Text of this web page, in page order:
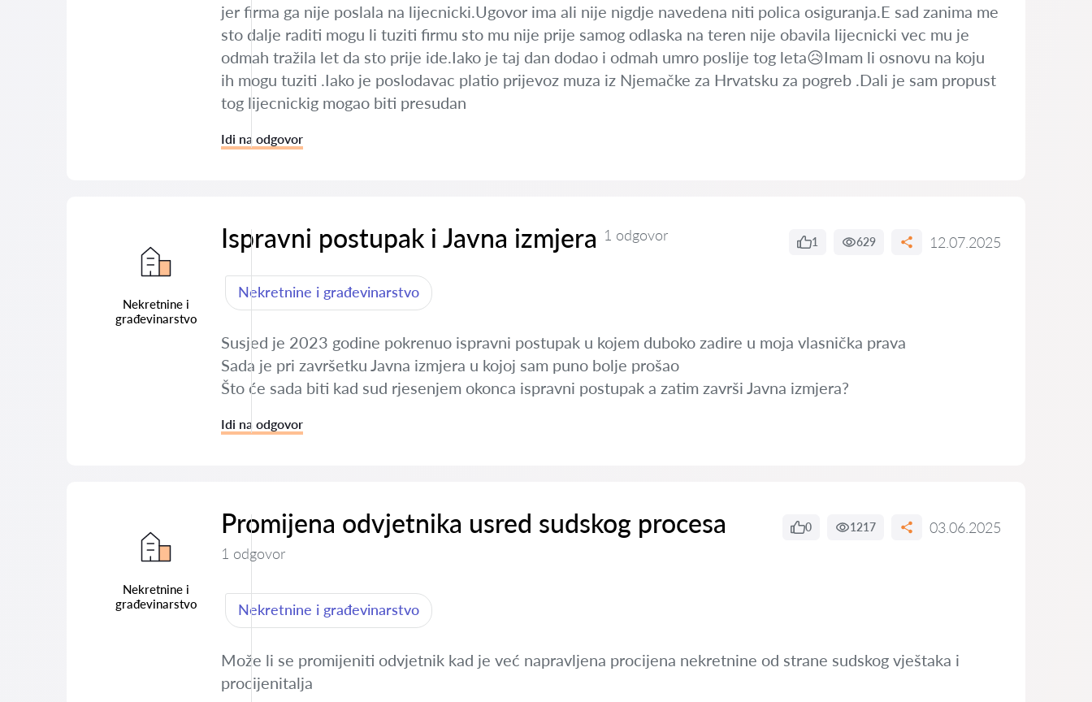
jer firma ga nije poslala na lijecnicki.Ugovor ima ali nije nigdje navedena niti polica osiguranja.E sad zanima me
sto dalje raditi mogu li tuziti firmu sto mu nije prije samog odlaska na teren nije obavila lijecnicki vec mu je
odmah tražila let da sto prije ide.Iako je taj dan dodao i odmah umro poslije tog leta😥Imam li osnovu na koju
ih mogu tuziti .Iako je poslodavac platio prijevoz muza iz Njemačke za Hrvatsku za pogreb .Dali je sam propust
tog lijecnickig mogao biti presudan
Idi na odgovor
Nekretnine i
građevinarstvo
Ispravni postupak i Javna izmjera 1 odgovor 1 629 12.07.2025
Nekretnine i građevinarstvo
Susjed je 2023 godine pokrenuo ispravni postupak u kojem duboko zadire u moja vlasnička prava
Sada je pri završetku Javna izmjera u kojoj sam puno bolje prošao
Što će sada biti kad sud rjesenjem okonca ispravni postupak a zatim završi Javna izmjera?
Idi na odgovor
Nekretnine i
građevinarstvo
Promijena odvjetnika usred sudskog procesa
1 odgovor
0 1217 03.06.2025
Nekretnine i građevinarstvo
Može li se promijeniti odvjetnik kad je već napravljena procijena nekretnine od strane sudskog vještaka i
procijenitalja